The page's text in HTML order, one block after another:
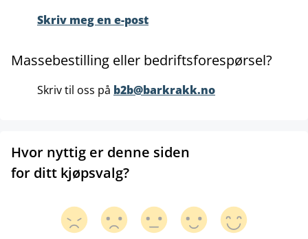
Skriv meg en e-post
Massebestilling eller bedriftsforespørsel?
Skriv til oss på b2b@barkrakk.no
Hvor nyttig er denne siden
for ditt kjøpsvalg?